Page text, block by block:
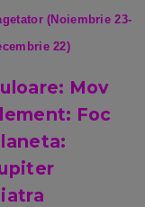
(Noiembrie 23-
22)
Mov
Foc